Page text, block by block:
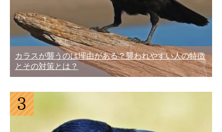
カラスが襲うのは理由がある？襲われやすい人の特徴
とその対策とは？